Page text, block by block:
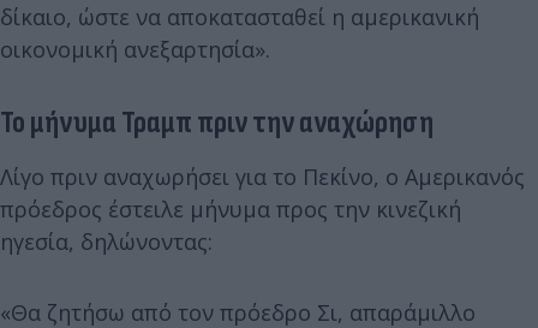
δίκαιο, ώστε να αποκατασταθεί η αμερικανική
οικονομική ανεξαρτησία».
Το μήνυμα Τραμπ πριν την αναχώρηση
Λίγο πριν αναχωρήσει για το Πεκίνο, ο Αμερικανός
πρόεδρος έστειλε μήνυμα προς την κινεζική
ηγεσία, δηλώνοντας:
«Θα ζητήσω από τον πρόεδρο Σι, απαράμιλλο